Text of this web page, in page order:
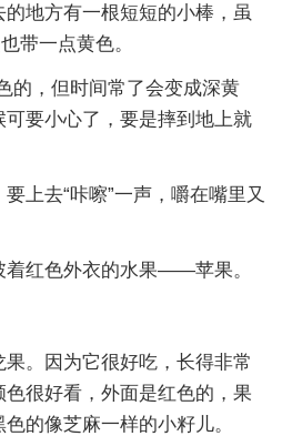
地方有一根短短的小棒，虽
带一点黄色。
的，但时间常了会变成深黄
要小心了，要是摔到地上就
上去“咔嚓”一声，嚼在嘴里又
着红色外衣的水果——苹果。
。因为它很好吃，长得非常
很好看，外面是红色的，果
的像芝麻一样的小籽儿。